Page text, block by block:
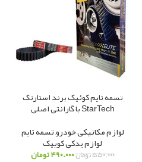
تسمه تایم کوئیک برند استارتک
StarTech با گارانتی اصلی
لوازم مکانیکی خودرو,تسمه تایم,
لوازم یدکی کوییک
۵۵۰.۰۰۰تومان۴۹۰.۰۰۰تومان